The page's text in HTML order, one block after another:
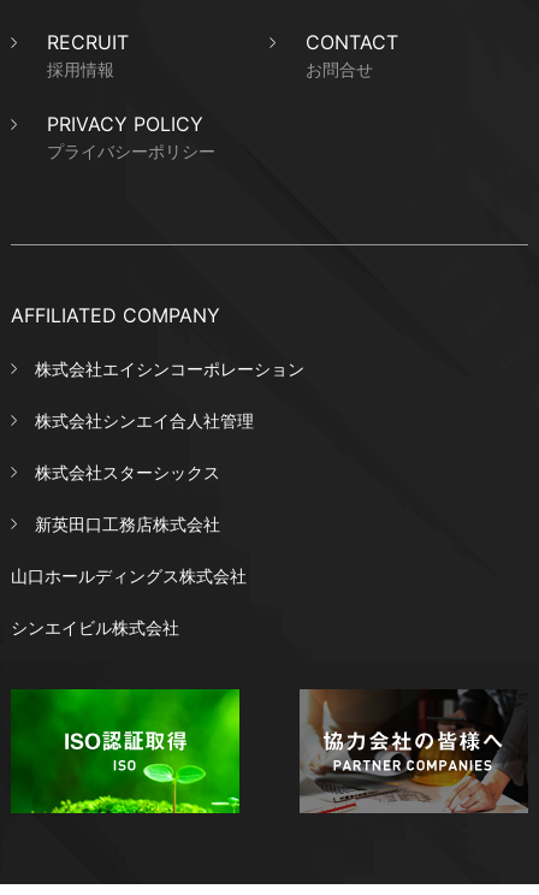
RECRUIT
採用情報
CONTACT
お問合せ
PRIVACY POLICY
プライバシーポリシー
AFFILIATED COMPANY
株式会社エイシンコーポレーション
株式会社シンエイ合人社管理
株式会社スターシックス
新英田口工務店株式会社
山口ホールディングス株式会社
シンエイビル株式会社